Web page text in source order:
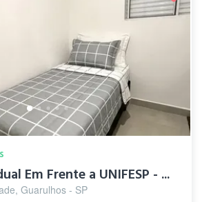
Em Frente a UNIFESP - ...
Guarulhos - SP